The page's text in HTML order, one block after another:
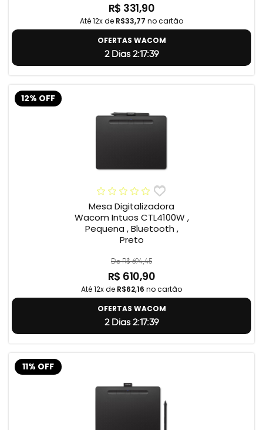
R$ 331,90
Até 12x de R$33,77 no cartão
OFERTAS WACOM
2 Dias 2:17:38
12% OFF
Mesa Digitalizadora
Wacom Intuos CTL4100W ,
Pequena , Bluetooth ,
Preto
De R$ 694,45
R$ 610,90
Até 12x de R$62,16 no cartão
OFERTAS WACOM
2 Dias 2:17:38
11% OFF